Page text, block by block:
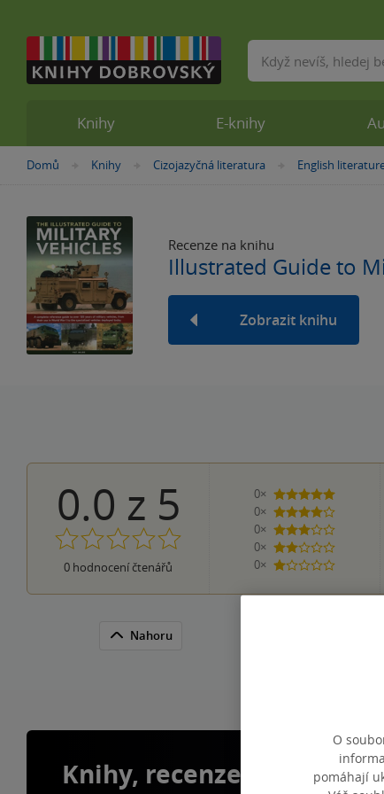
Nacházíte
Domů »
Knihy »
Cizojazyčná literatura »
English
Recenze na knihu
Illustrated Guide to
Zobrazit knihu
0.0 z 5
0 hodnocení čtenářů
0×
5
0×
4 hvězdičky
0×
3 hvězdičky
0×
2 hvězdičky
0×
1 hvezdička
Nahoru
Knihy E-knihy
Vyhledávání
Knihy, recenze a klubové
O
pomáhají